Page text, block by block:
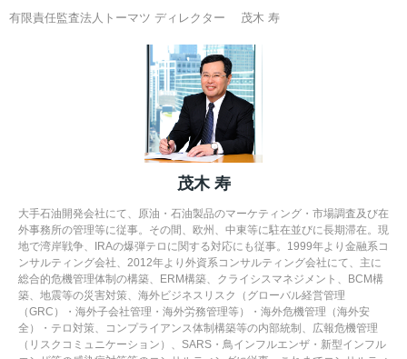
有限責任監査法人トーマツ ディレクター 茂木 寿
茂木 寿
大手石油開発会社にて、原油・石油製品のマーケティング・市場調査及び在
外事務所の管理等に従事。その間、欧州、中東等に駐在並びに長期滞在。現
地で湾岸戦争、IRAの爆弾テロに関する対応にも従事。1999年より金融系コ
ンサルティング会社、2012年より外資系コンサルティング会社にて、主に
総合的危機管理体制の構築、ERM構築、クライシスマネジメント、BCM構
築、地震等の災害対策、海外ビジネスリスク（グローバル経営管理
（GRC）・海外子会社管理・海外労務管理等）・海外危機管理（海外安
全）・テロ対策、コンプライアンス体制構築等の内部統制、広報危機管理
（リスクコミュニケーション）、SARS・鳥インフルエンザ・新型インフル